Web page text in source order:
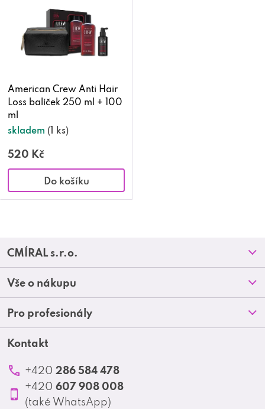
p
r
o
d
k
ů
American Crew Anti Hair
Loss balíček 250 ml + 100
ml
skladem (1 ks)
520 Kč
Do košíku
l
d
a
Z
á
p
a
CMÍRAL s.r.o.
Prodejny
O nás
Blog
Kontakt
Vše o nákupu
Doprava a platba
Obchodní podmínky
Reklamace a vrácení zboží
Ochrana osobních údajů
Pro profesionály
Akční letáky
Produktové katalogy
Profesionální spolupráce
Kontakt
+420 286 584 478
+420 607 908 008
(také WhatsApp)